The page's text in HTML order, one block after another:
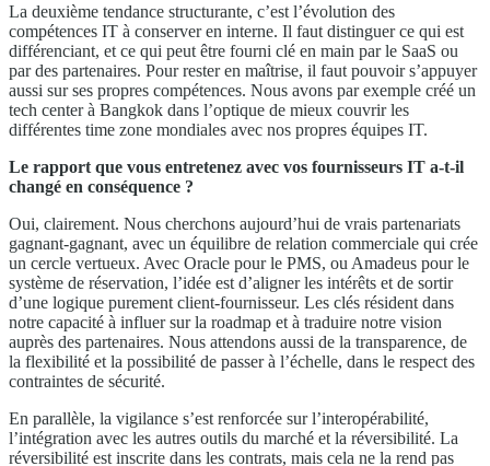
La deuxième tendance structurante, c’est l’évolution des
compétences IT à conserver en interne. Il faut distinguer ce qui est
différenciant, et ce qui peut être fourni clé en main par le SaaS ou
par des partenaires. Pour rester en maîtrise, il faut pouvoir s’appuyer
aussi sur ses propres compétences. Nous avons par exemple créé un
tech center à Bangkok dans l’optique de mieux couvrir les
différentes time zone mondiales avec nos propres équipes IT.
Le rapport que vous entretenez avec vos fournisseurs IT a-t-il
changé en conséquence ?
Oui, clairement. Nous cherchons aujourd’hui de vrais partenariats
gagnant-gagnant, avec un équilibre de relation commerciale qui crée
un cercle vertueux. Avec Oracle pour le PMS, ou Amadeus pour le
système de réservation, l’idée est d’aligner les intérêts et de sortir
d’une logique purement client-fournisseur. Les clés résident dans
notre capacité à influer sur la roadmap et à traduire notre vision
auprès des partenaires. Nous attendons aussi de la transparence, de
la flexibilité et la possibilité de passer à l’échelle, dans le respect des
contraintes de sécurité.
En parallèle, la vigilance s’est renforcée sur l’interopérabilité,
l’intégration avec les autres outils du marché et la réversibilité. La
réversibilité est inscrite dans les contrats, mais cela ne la rend pas